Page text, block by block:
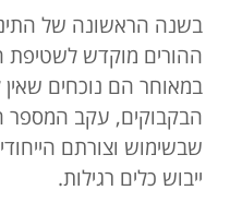
בשנה הראשונה של
ההורים מוקדש לשטיפת
במאוחר הם נוכחים
הבקבוקים, עקב המספר
שבשימוש וצורתם
ייבוש כלים רגילות.